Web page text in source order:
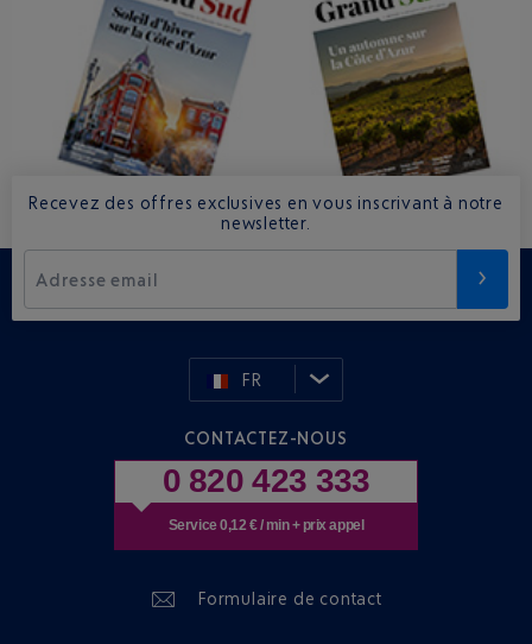
Recevez des offres exclusives en vous inscrivant à notre
newsletter.
Adresse email
FR
CONTACTEZ-NOUS
0 820 423 333
Service 0,12 € / min + prix appel
Formulaire de contact